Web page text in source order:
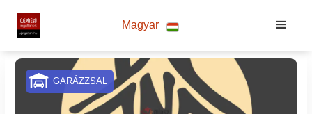
Magyar
GARÁZZSAL